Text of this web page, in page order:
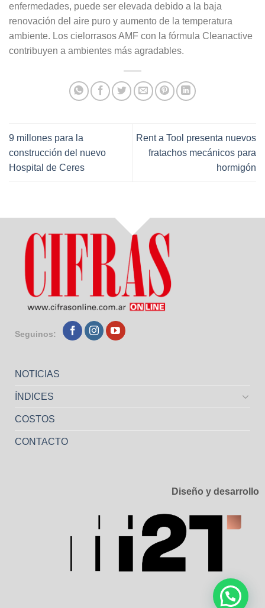
enfermedades, puede ser elevada debido a la baja
renovación del aire puro y aumento de la temperatura
ambiente. Los cielorrasos AMF con la fórmula Cleanactive
contribuyen a ambientes más agradables.
9 millones para la
construcción del nuevo
Hospital de Ceres
Rent a Tool presenta nuevos
fratachos mecánicos para
hormigón
Seguinos:
NOTICIAS
ÍNDICES
COSTOS
CONTACTO
Diseño y desarrollo